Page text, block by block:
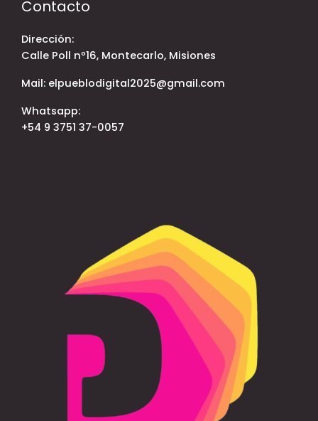
Contacto
Dirección:
Calle Poll nº16, Montecarlo, Misiones
Mail: elpueblodigital2025@gmail.com
Whatsapp:
+54 9 3751 37-0057